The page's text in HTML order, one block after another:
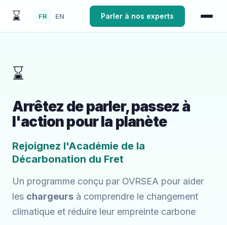
⌛ FR EN Parler à nos experts
⌛
Arrêtez de parler, passez à
l'action pour la planète
Rejoignez l'Académie de la
Décarbonation du Fret
Un programme conçu par OVRSEA pour aider
les chargeurs à comprendre le changement
climatique et réduire leur empreinte carbone